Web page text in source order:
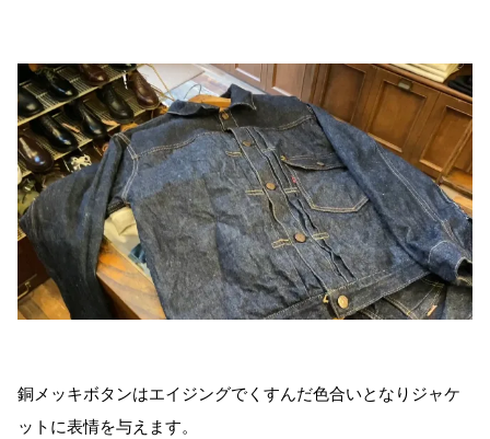
銅メッキボタンはエイジングでくすんだ色合いとなりジャケ
ットに表情を与えます。